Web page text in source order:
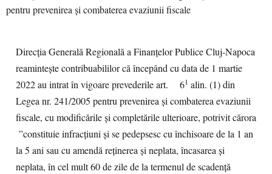
Direcția Generală Regională a Finanțelor Publice Cluj-Napoca
reamintește contribuabililor că începând cu data de 1 martie
2022 au intrat în vigoare prevederile art. 61 alin. (1) din
Legea nr. 241/2005 pentru prevenirea şi combaterea evaziunii
fiscale, cu modificările și completările ulterioare, potrivit cărora
”constituie infracţiuni şi se pedepsesc cu închisoare de la 1 an
la 5 ani sau cu amendă reţinerea şi neplata, încasarea şi
neplata, în cel mult 60 de zile de la termenul de scadenţă